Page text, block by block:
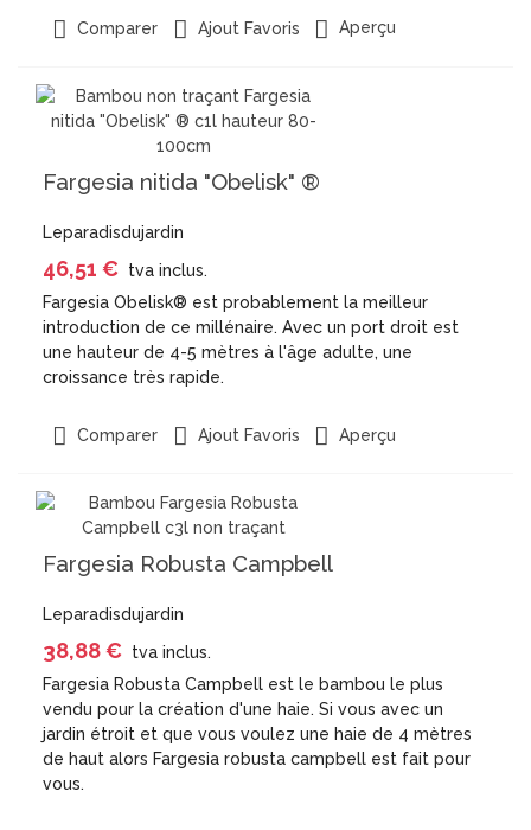
Comparer Ajout Favoris Aperçu
Fargesia nitida "Obelisk" ®
Leparadisdujardin
46,51 € tva inclus.
Fargesia Obelisk® est probablement la meilleur
introduction de ce millénaire. Avec un port droit est
une hauteur de 4-5 mètres à l'âge adulte, une
croissance très rapide.
Comparer Ajout Favoris Aperçu
Fargesia Robusta Campbell
Leparadisdujardin
38,88 € tva inclus.
Fargesia Robusta Campbell est le bambou le plus
vendu pour la création d'une haie. Si vous avec un
jardin étroit et que vous voulez une haie de 4 mètres
de haut alors Fargesia robusta campbell est fait pour
vous.